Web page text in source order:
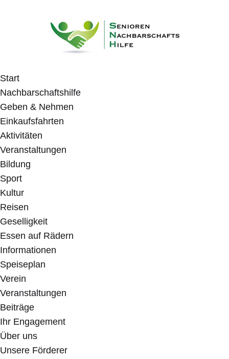
Start
Nachbarschaftshilfe
Geben & Nehmen
Einkaufsfahrten
Aktivitäten
Veranstaltungen
Bildung
Sport
Kultur
Reisen
Geselligkeit
Essen auf Rädern
Informationen
Speiseplan
Verein
Veranstaltungen
Beiträge
Ihr Engagement
Über uns
Unsere Förderer